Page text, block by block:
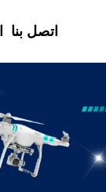
اتصل بنا